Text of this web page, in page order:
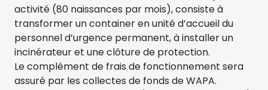
activité (80 naissances par mois), consiste à
transformer un container en unité d’accueil du
personnel d’urgence permanent, à installer un
incinérateur et une clôture de protection.
Le complément de frais de fonctionnement sera
assuré par les collectes de fonds de WAPA.